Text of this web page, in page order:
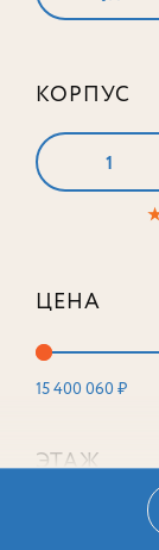
КОРПУС
1
ЦЕНА
15 400 060 ₽
ЭТАЖ